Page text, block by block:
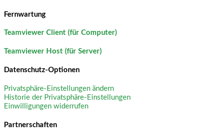
Fernwartung
Teamviewer Client (für Computer)
Teamviewer Host (für Server)
Datenschutz-Optionen
Privatsphäre-Einstellungen ändern
Historie der Privatsphäre-Einstellungen
Einwilligungen widerrufen
Partnerschaften